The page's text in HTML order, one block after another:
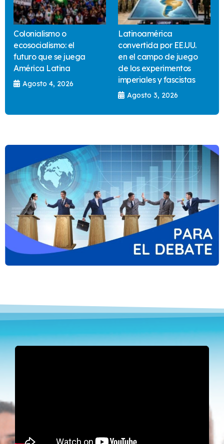
Colonialismo o
ecosocialismo: el
futuro que se juega
América Latina
Agosto 4, 2026
Latinoamérica
convertida por EE.UU.
en el campo de juego
de los experimentos
imperiales y fascistas
Agosto 3, 2026